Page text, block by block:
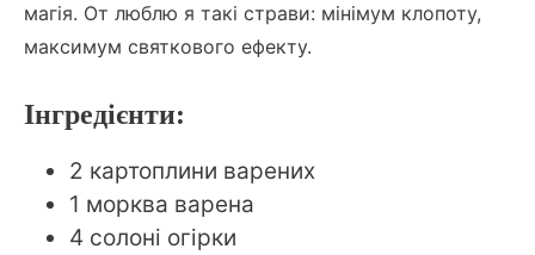
магія. От люблю я такі страви: мінімум клопоту,
максимум святкового ефекту.
Інгредієнти:
2 картоплини варених
1 морква варена
4 солоні огірки